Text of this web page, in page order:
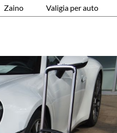
Zaino Valigia per auto